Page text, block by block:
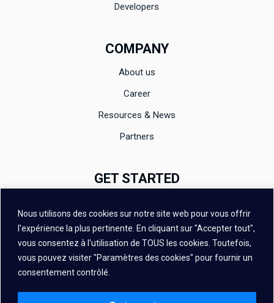
Nous utilisons des cookies sur notre site web pour vous offrir
l'expérience la plus pertinente. En cliquant sur "Accepter tout",
vous consentez à l'utilisation de TOUS les cookies. Toutefois,
vous pouvez visiter "Paramètres des cookies" pour fournir un
consentement contrôlé.
Developers
COMPANY
About us
Career
Resources & News
Partners
GET STARTED
Evaluation
Contact